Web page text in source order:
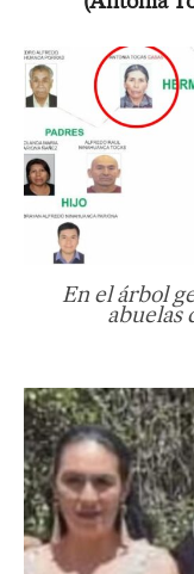
En el árbol
abuelas